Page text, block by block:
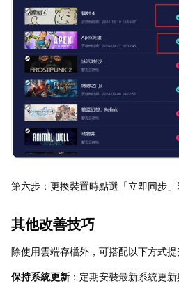
第六步：更換裝置時點選「立即同步
其他改善技巧
除使用雲端存檔外，可搭配以下方式提
保持系統更新 ：定期安裝最新系統更